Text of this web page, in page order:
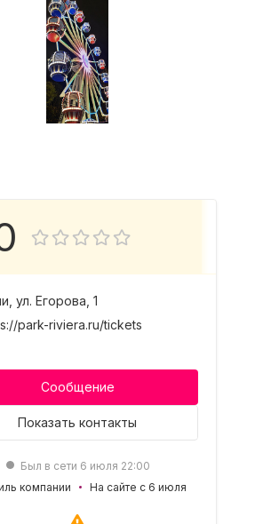
ул. Егорова, 1
park-riviera.ru/tickets
Сообщение
Показать контакты
Был в сети 6 июля 22:00
компании
На сайте с 6 июля